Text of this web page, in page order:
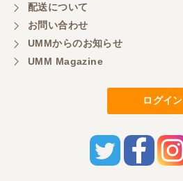
配送について
お問い合わせ
UMMからのお知らせ
UMM Magazine
ログイン